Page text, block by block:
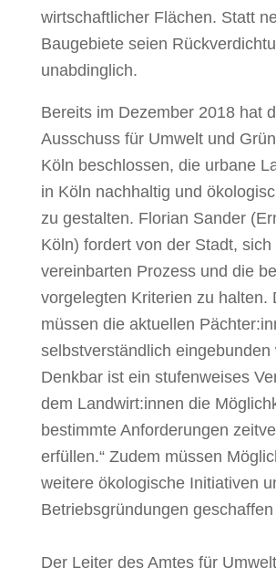
wirtschaftlicher Flächen. Statt
Baugebiete seien
unabdinglich.
Bereits im Dezember 2018 hat
Ausschuss für Umwelt und
Köln beschlossen, die urbane
in Köln nachhaltig und
zu gestalten. Florian Sander
Köln) fordert von der Stadt, sich
vereinbarten Prozess und die
vorgelegten Kriterien zu halten.
müssen die aktuellen
selbstverständlich eingebunden
Denkbar ist ein stufenweises
dem Landwirt:innen die
bestimmte Anforderungen
erfüllen.“ Zudem müssen
weitere ökologische Initiativen
Betriebsgründungen
Der Leiter des Amtes für